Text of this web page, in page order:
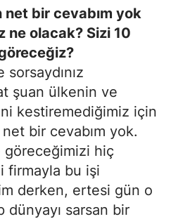
net bir cevabım yok
ne olacak? Sizi 10
şuan ülkenin ve
kestiremediğimiz için
bir cevabım yok.
hiç
firmayla bu işi
derken, ertesi gün o
dünyayı sarsan bir